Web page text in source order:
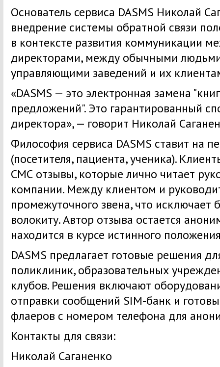
Основатель сервиса DASMS Николай
внедрение системы обратной связи
в контексте развития коммуникации
директорами, между обычными
управляющими заведений и их
«DASMS — это электронная замена
предложений". Это гарантированный
директора», — говорит Николай
Философия сервиса DASMS ставит на
(посетителя, пациента, ученика).
СМС отзывы, которые лично читает
компании. Между клиентом и
промежуточного звена, что исключает
волокиту. Автор отзыва остается
находится в курсе истинного
DASMS предлагает готовые решения
поликлиник, образовательных
клубов. Решения включают
отправки сообщений SIM-банк и
флаеров с номером телефона для
Контакты для связи:
Николай Саганенко